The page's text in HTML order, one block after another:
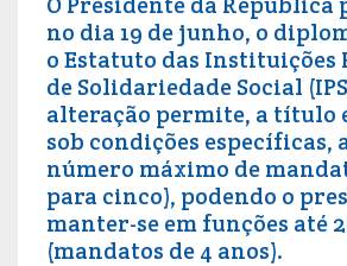
no dia 19 de junho, o
o Estatuto das Instituições
de Solidariedade Social
alteração permite, a título
sob condições específicas,
número máximo de
para cinco), podendo o
manter-se em funções até
(mandatos de 4 anos).